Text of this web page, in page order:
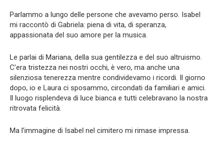
Parlammo a lungo delle persone che avevamo perso. Isabel
mi raccontò di Gabriela: piena di vita, di speranza,
appassionata del suo amore per la musica.
Le parlai di Mariana, della sua gentilezza e del suo altruismo.
C’era tristezza nei nostri occhi, è vero, ma anche una
silenziosa tenerezza mentre condividevamo i ricordi. Il giorno
dopo, io e Laura ci sposammo, circondati da familiari e amici.
Il luogo risplendeva di luce bianca e tutti celebravano la nostra
ritrovata felicità.
Ma l’immagine di Isabel nel cimitero mi rimase impressa.